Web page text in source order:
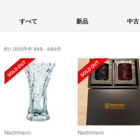
すべて 新品 中古
約1,000件中 649 - 684件
Nachtmann Nachtmann